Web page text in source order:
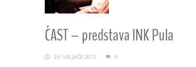
ČAST – predstava INK Pula
25. VELJAČE 2011. 0